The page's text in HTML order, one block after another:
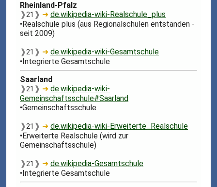
Rheinland-Pfalz
❱21 ❱ ➜de.wikipedia-wiki-Realschule_plus
•Realschule plus (aus Regionalschulen entstanden -
seit 2009)
❱21 ❱ ➜de.wikipedia-wiki-Gesamtschule
•Integrierte Gesamtschule
Saarland
❱21 ❱ ➜de.wikipedia-wiki-
Gemeinschaftsschule#Saarland
•Gemeinschaftsschule
❱21 ❱ ➜de.wikipedia-wiki-Erweiterte_Realschule
•Erweiterte Realschule (wird zur
Gemeinschaftsschule)
❱21 ❱ ➜de.wikipedia-Gesamtschule
•Integrierte Gesamtschule